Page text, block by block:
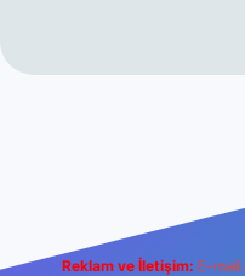
Reklam ve İletişim: E-mail: